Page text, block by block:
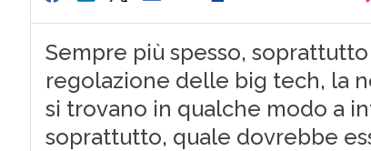
Sempre più spesso,
regolazione delle big tech, la
si trovano in qualche modo a
soprattutto, quale dovrebbe